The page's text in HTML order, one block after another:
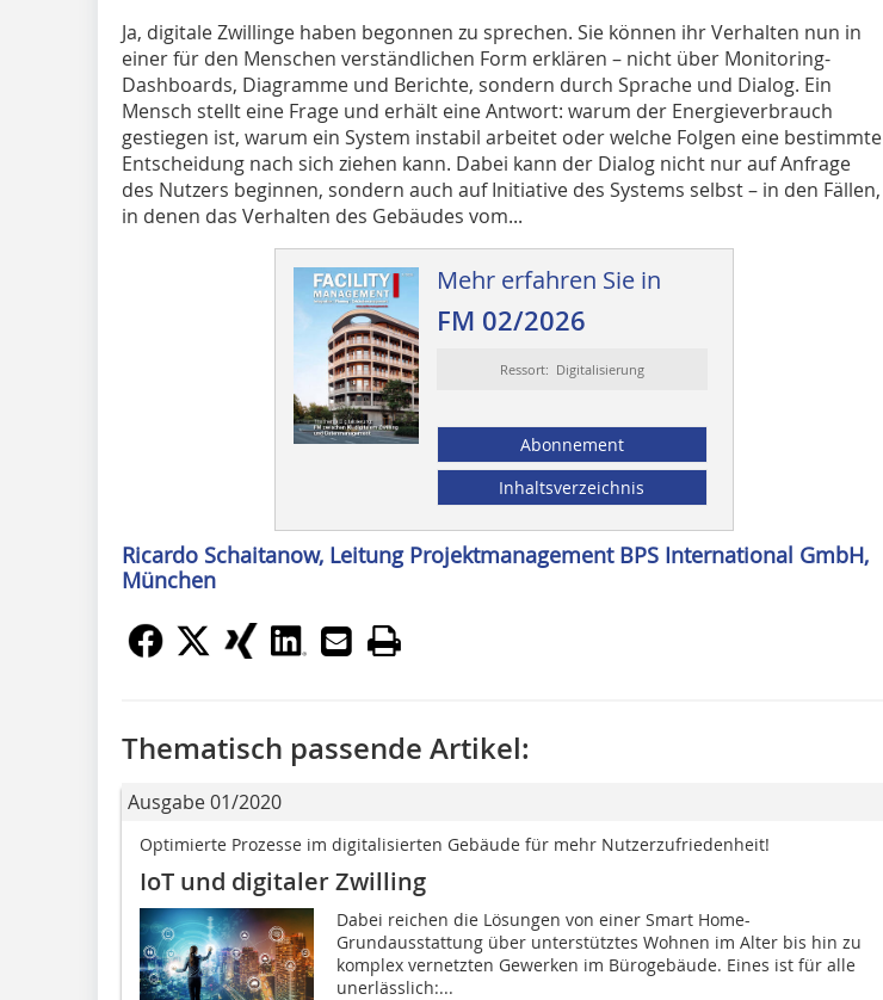
Ja, digitale Zwillinge haben begonnen zu sprechen. Sie können ihr Verhalten nun in
einer für den Menschen verständlichen Form erklären – nicht über Monitoring-
Dashboards, Diagramme und Berichte, sondern durch Sprache und Dialog. Ein
Mensch stellt eine Frage und erhält eine Antwort: warum der Energieverbrauch
gestiegen ist, warum ein System instabil arbeitet oder welche Folgen eine bestimmte
Entscheidung nach sich ziehen kann. Dabei kann der Dialog nicht nur auf Anfrage
des Nutzers beginnen, sondern auch auf Initiative des Systems selbst – in den Fällen,
in denen das Verhalten des Gebäudes vom...
Mehr erfahren Sie in
FM 02/2026
Ressort: Digitalisierung
Abonnement
Inhaltsverzeichnis
Ricardo Schaitanow, Leitung Projekt­management BPS International GmbH,
München
Thematisch passende Artikel:
Ausgabe 01/2020
Optimierte Prozesse im digitalisierten Gebäude für mehr Nutzerzufriedenheit!
IoT und digitaler Zwilling
Dabei reichen die Lösungen von einer Smart Home-
Grundausstattung über unterstütztes Wohnen im Alter bis hin zu
komplex vernetzten Gewerken im Bürogebäude. Eines ist für alle
unerlässlich:...